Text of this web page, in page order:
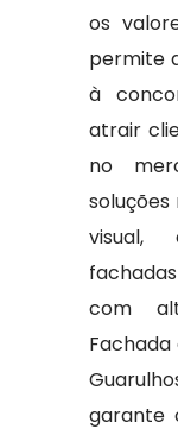
os
permite
à
atrair
no
visual,
com
Fachada
garante